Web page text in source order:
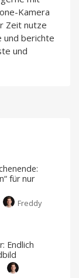
Kamera
Zeit nutze
und berichte
und
für nur
Freddy
Endlich